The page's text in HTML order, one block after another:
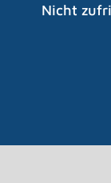
Nicht